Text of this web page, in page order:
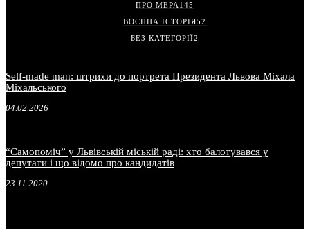
ПРО МЕРА 145
ВОЄННА ІСТОРІЯ52
БЕЗ КАТЕГОРІЇ2
Self-made man: штрихи до портрета Президента Львова Міхала
Міхальського
04.02.2026
“Самопоміч” у Львівській міській раді: хто балотувався у
депутати і що відомо про кандидатів
23.11.2020